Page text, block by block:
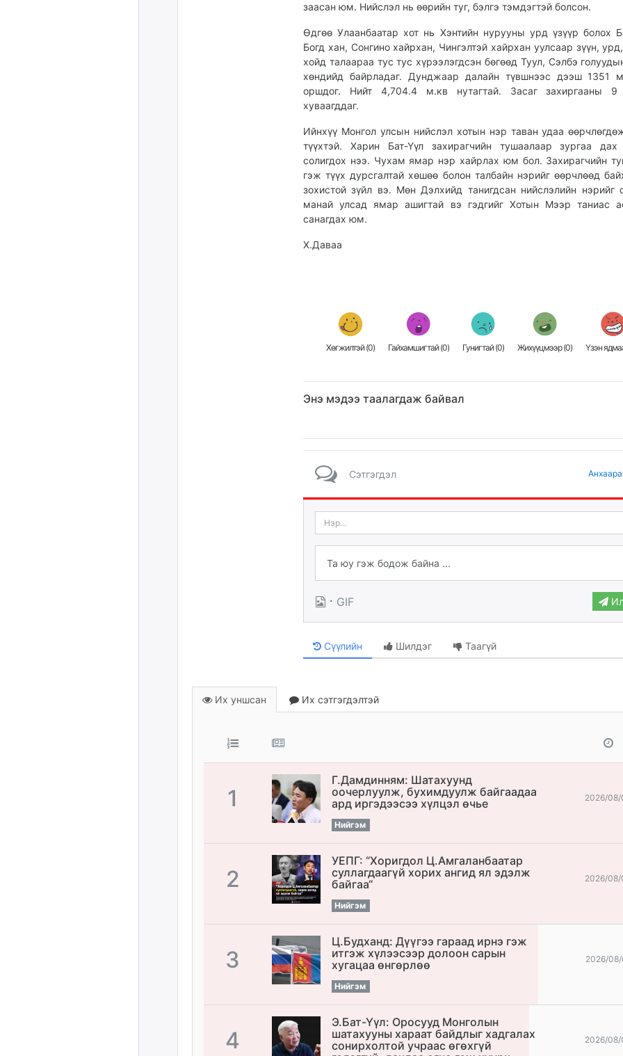
заасан юм. Нийслэл нь өөрийн туг, бэлгэ тэмдэгтэй болсон.
Өдгөө Улаанбаатар хот нь Хэнтийн нурууны урд үзүүр болох
Богд хан, Сонгино хайрхан, Чингэлтэй хайрхан уулсаар зүүн,
хойд талаараа тус тус хүрээлэгдсэн бөгөөд Туул, Сэлбэ
хөндийд байрладаг. Дунджаар далайн түвшнээс дээш 1351
оршдог. Нийт 4,704.4 м.кв нутагтай. Засаг захиргааны 9
хуваагддаг.
Ийнхүү Монгол улсын нийслэл хотын нэр таван удаа
түүхтэй. Харин Бат-Үүл захирагчийн тушаалаар зургаа дах
солигдох нээ. Чухам ямар нэр хайрлах юм бол. Захирагчийн
гэж түүх дурсгалтай хөшөө болон талбайн нэрийг өөрчлөөд
зохистой зүйл вэ. Мөн Дэлхийд танигдсан нийслэлийн нэрийг
манай улсад ямар ашигтай вэ гэдгийг Хотын Мээр таниас
санагдах юм.
Х.Даваа
Хөгжилтэй (0) Гайхамшигтай (0) Гунигтай (0) Жихүүцмээр (0) Үзэн
Энэ мэдээ таалагдаж байвал
Сэтгэгдэл
· GIF
Сүүлийн Шилдэг Таагүй
Их уншсан Их сэтгэгдэлтэй
1
Г.Дамдинням: Шатахуунд
оочерлуулж, бухимдуулж байгаадаа
ард иргэдээсээ хүлцэл өчье
Нийгэм
2026/08/
2
УЕПГ: “Хоригдол Ц.Амгаланбаатар
cуллагдаагүй хорих ангид ял эдэлж
байгаа“
Нийгэм
2026/08/
3
Ц.Будханд: Дүүгээ гараад ирнэ гэж
итгэж хүлээсээр долоон сарын
хугацаа өнгөрлөө
Нийгэм
2026/
4
Э.Бат-Үүл: Оросууд Монголын
шатахууны хараат байдлыг хадгалах
сонирхолтой учраас өгөхгүй
2026/08/